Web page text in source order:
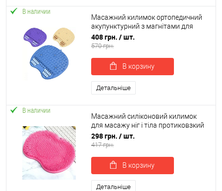
В наличии
Масажний килимок ортопедичний
акупунктурний з магнітами для
масажу ніг і стоп OSPORT (MS 4972)
408 грн. / шт.
570 грн.
В корзину
Детальніше
В наличии
Масажний силіконовий килимок
для масажу ніг і тіла протиковзкий
килимок-скрабер у ванну кімнату
OSPORT (MS 4205)
298 грн. / шт.
417 грн.
В корзину
Детальніше